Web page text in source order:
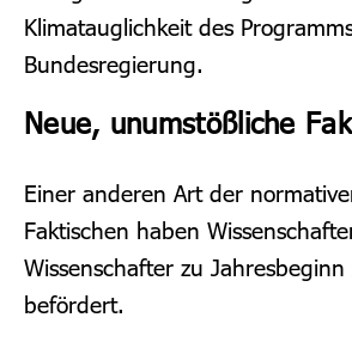
Klimatauglichkeit des
Bundesregierung.
Neue, unumstößliche
Einer anderen Art der
Faktischen haben
Wissenschafter zu
befördert.